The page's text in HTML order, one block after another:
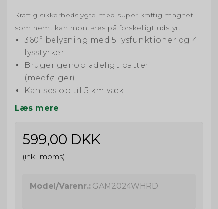
Kraftig sikkerhedslygte med super kraftig magnet
som nemt kan monteres på forskelligt udstyr.
360° belysning med 5 lysfunktioner og 4
lysstyrker
Bruger genopladeligt batteri
(medfølger)
Kan ses op til 5 km væk
Læs mere
599,00 DKK
(inkl. moms)
Model/Varenr.: GAM2024WHRD